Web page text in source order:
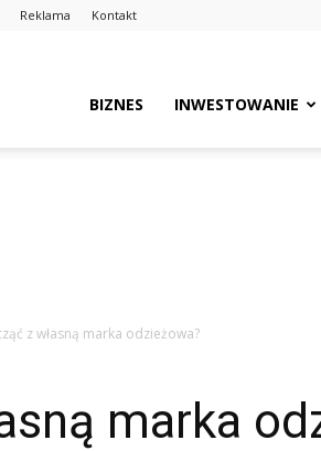
Reklama Kontakt
BIZNES INWESTOWANIE
z własną marka odzieżowa?
marka